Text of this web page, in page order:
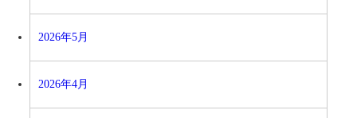
2026年5月
2026年4月